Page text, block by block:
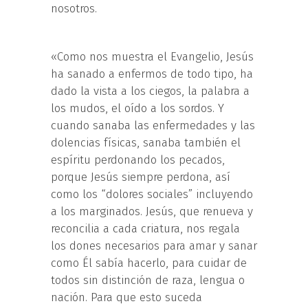
nosotros.
«Como nos muestra el Evangelio, Jesús
ha sanado a enfermos de todo tipo, ha
dado la vista a los ciegos, la palabra a
los mudos, el oído a los sordos. Y
cuando sanaba las enfermedades y las
dolencias físicas, sanaba también el
espíritu perdonando los pecados,
porque Jesús siempre perdona, así
como los “dolores sociales” incluyendo
a los marginados. Jesús, que renueva y
reconcilia a cada criatura, nos regala
los dones necesarios para amar y sanar
como Él sabía hacerlo, para cuidar de
todos sin distinción de raza, lengua o
nación. Para que esto suceda